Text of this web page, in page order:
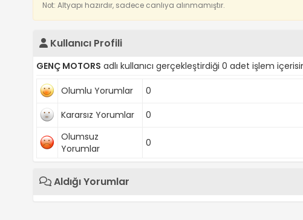
Not: Altyapı hazırdır, sadece canlıya alınmamıştır.
Kullanıcı Profili
GENÇ MOTORS adlı kullanıcı gerçekleştirdiği 0 adet işlem
Olumlu Yorumlar
0
Kararsız Yorumlar
0
Olumsuz
Yorumlar
0
Aldığı Yorumlar